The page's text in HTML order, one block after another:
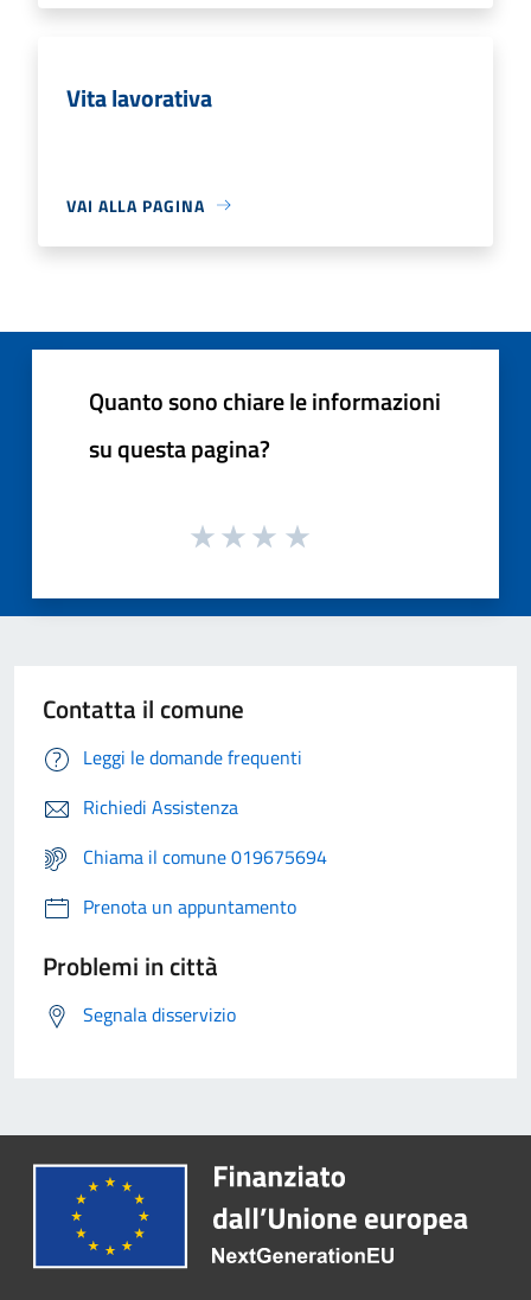
Vita lavorativa
VAI ALLA PAGINA
Quanto sono chiare le informazioni
su questa pagina?
Contatta il comune
Leggi le domande frequenti
Richiedi Assistenza
Chiama il comune 019675694
Prenota un appuntamento
Problemi in città
Segnala disservizio